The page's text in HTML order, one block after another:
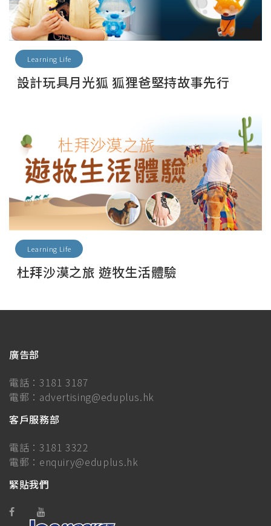
Learning Life
設計玩具月光狐 狐狸爸堅持故事先行
Learning Life
杜拜沙漠之旅 遊牧生活體驗
廣告部
電話： 3181 3187
電郵： advertising@eduplus.hk
客戶服務部
電話： 3181 3322
電郵： enquiry@eduplus.hk
緊貼我們